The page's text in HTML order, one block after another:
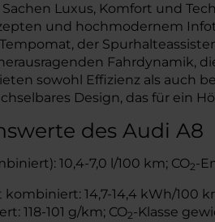
Luxus, Komfort und
und hochmodernem
der
Fahrdynamik,
sowohl Effizienz als auch
Design, das für ein
des Audi A8
10,4-7,0 l/100 km; CO2-
14,7-14,4 kWh/100
118-101 g/km; CO2-Klasse